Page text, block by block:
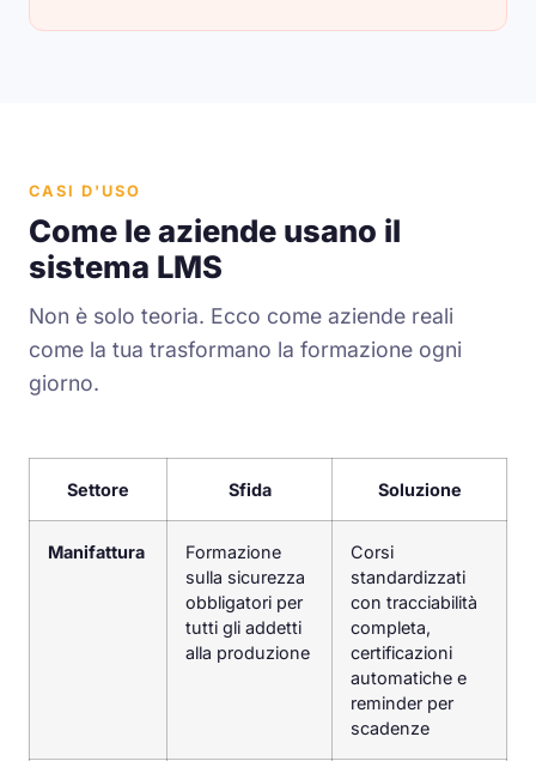
CASI D'USO
Come le aziende usano il
sistema LMS
Non è solo teoria. Ecco come aziende reali
come la tua trasformano la formazione ogni
giorno.
Settore Sfida Soluzione
Manifattura
Formazione
sulla sicurezza
obbligatori per
tutti gli addetti
alla produzione
Corsi
standardizzati
con tracciabilità
completa,
certificazioni
automatiche e
reminder per
scadenze